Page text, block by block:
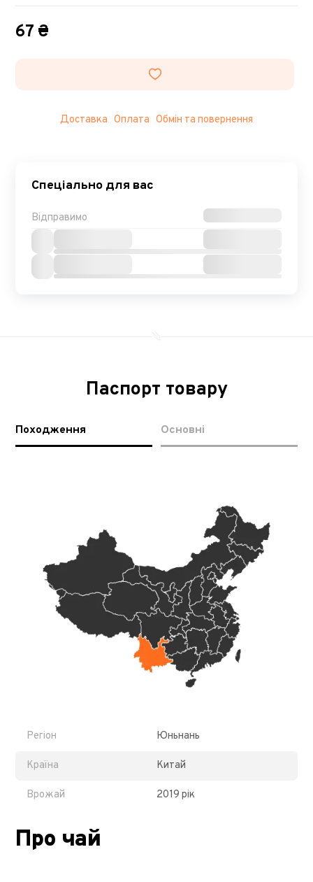
67 ₴
Доставка Оплата Обмін та повернення
Спеціально для вас
Відправимо
Паспорт товару
Походження Основні
Регіон Юньнань
Країна Китай
Врожай 2019 рік
Про чай